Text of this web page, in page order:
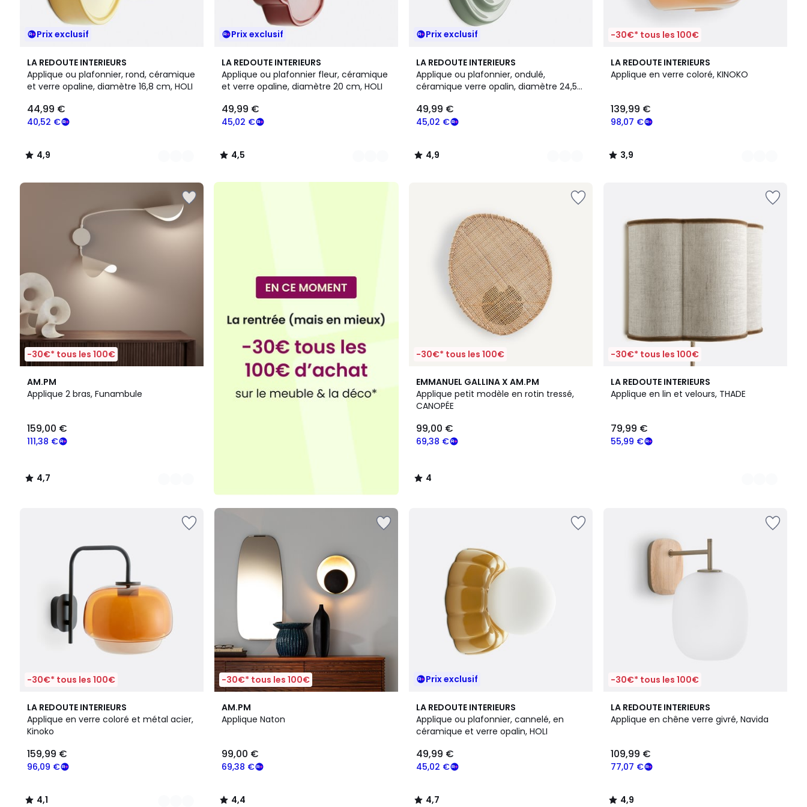
Prix exclusif
LA REDOUTE INTERIEURS
Applique ou plafonnier, rond, céramique
et verre opaline, diamètre 16,8 cm, HOLI
€
souscrivez
programme
payer
40,52 €
44,99 €
4,9
/ 5
4
Couleurs
4,9
/
Prix exclusif
LA REDOUTE INTERIEURS
Applique ou plafonnier fleur, céramique
et verre opaline, diamètre 20 cm, HOLI
45,02 €
49,99 €
4,5
/ 5
4
Couleurs
4,5
/
Prix exclusif
LA REDOUTE INTERIEURS
Applique ou plafonnier, ondulé,
céramique verre opalin, diamètre 24,5
45,02 €
49,99 €
4,9
/ 5
4
Couleurs
4,9
/
-30€* tous les 100€
LA REDOUTE INTERIEURS
Applique en verre coloré, KINOKO
98,07 €
139,99 €
3,9
/ 5
6
Couleurs
3,9
/
-30€* tous les 100€
AM.PM
Applique 2 bras, Funambule
111,38 €
159,00 €
4,7
/ 5
2
Couleurs
4,7
/
-30€* tous les 100€
EMMANUEL GALLINA X AM.PM
Applique petit modèle en rotin tressé,
CANOPÉE
69,38 €
99,00 €
4
/
5
4
/
-30€* tous les 100€
LA REDOUTE INTERIEURS
Applique en lin et velours, THADE
55,99 €
79,99 €
2
Couleurs
-30€* tous les 100€
LA REDOUTE INTERIEURS
Applique en verre coloré et métal acier,
Kinoko
96,09 €
159,99 €
4,1
/ 5
3
Couleurs
4,1
-30€* tous les 100€
AM.PM
Applique Naton
69,38 €
99,00 €
4,4
/ 5
4,4
Prix exclusif
LA REDOUTE INTERIEURS
Applique ou plafonnier, cannelé, en
céramique et verre opalin, HOLI
45,02 €
49,99 €
4,7
/ 5
4,7
-30€* tous les 100€
LA REDOUTE INTERIEURS
Applique en chêne verre givré, Navida
77,07 €
109,99 €
4,9
/ 5
4,9